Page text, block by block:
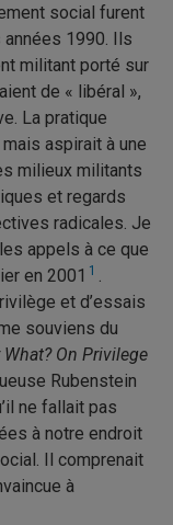
social furent
1990. Ils
militant porté sur
de « libéral »,
La pratique
aspirait à une
milieux militants
et regards
radicales. Je
appels à ce que
en 2001 1
et d’essais
souviens du
On Privilege
Rubenstein
ne fallait pas
à notre endroit
Il comprenait
à